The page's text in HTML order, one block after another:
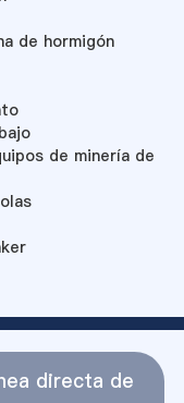
de hormigón
de minería de
directa de